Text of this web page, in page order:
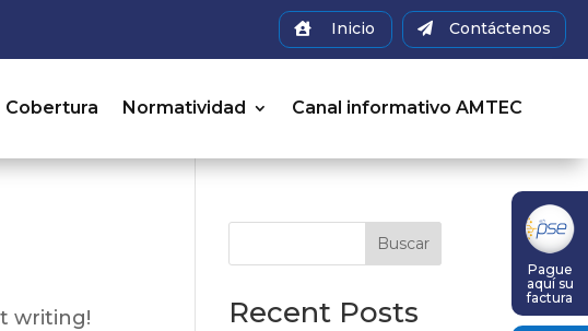
 Inicio  Contáctenos
Cobertura Normatividad
Canal informativo AMTEC
Pague
aquí su
factura
writing!
Buscar
Recent Posts